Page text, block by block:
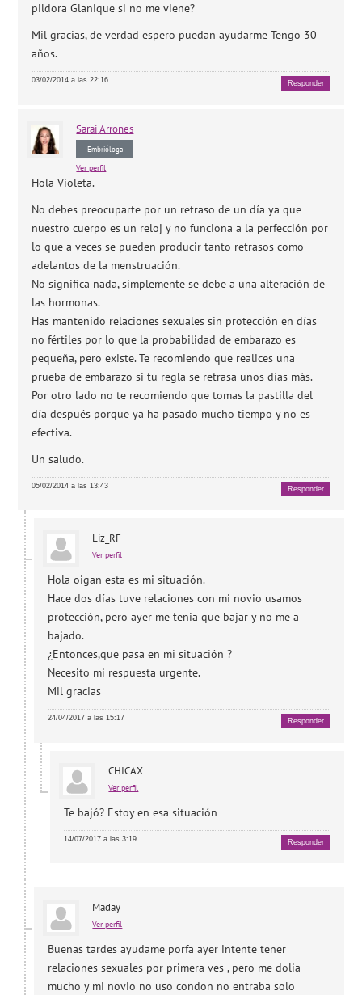
pildora Glanique si no me viene?
Mil gracias, de verdad espero puedan ayudarme Tengo 30
años.
03/02/2014 a las 22:16 Responder
Sarai Arrones
Embrióloga
Ver perfil
Hola Violeta.
No debes preocuparte por un retraso de un día ya que
nuestro cuerpo es un reloj y no funciona a la perfección por
lo que a veces se pueden producir tanto retrasos como
adelantos de la menstruación.
No significa nada, simplemente se debe a una alteración de
las hormonas.
Has mantenido relaciones sexuales sin protección en días
no fértiles por lo que la probabilidad de embarazo es
pequeña, pero existe. Te recomiendo que realices una
prueba de embarazo si tu regla se retrasa unos días más.
Por otro lado no te recomiendo que tomas la pastilla del
día después porque ya ha pasado mucho tiempo y no es
efectiva.
Un saludo.
05/02/2014 a las 13:43 Responder
Liz_RF
Ver perfil
Hola oigan esta es mi situación.
Hace dos días tuve relaciones con mi novio usamos
protección, pero ayer me tenia que bajar y no me a
bajado.
¿Entonces,que pasa en mi situación ?
Necesito mi respuesta urgente.
Mil gracias
24/04/2017 a las 15:17 Responder
CHICAX
Ver perfil
Te bajó? Estoy en esa situación
14/07/2017 a las 3:19 Responder
Maday
Ver perfil
Buenas tardes ayudame porfa ayer intente tener
relaciones sexuales por primera ves , pero me dolia
mucho y mi novio no uso condon no entraba solo